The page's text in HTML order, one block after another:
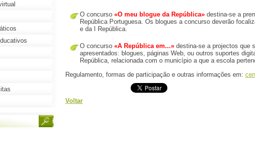
O concurso «O meu blogue da República» destina-se a
República Portuguesa. Os blogues a concurso deverão
e da I República.
O concurso «A República em...» destina-se a projectos que
apresentados: blogues, páginas Web, ou outros suportes
República, relacionada com o município a que a escola
Regulamento, formas de participação e outras informações em:
Voltar